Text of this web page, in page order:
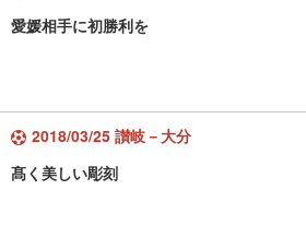
愛媛相手に初勝利を
2018/03/25 讃岐－大分
髙く美しい彫刻